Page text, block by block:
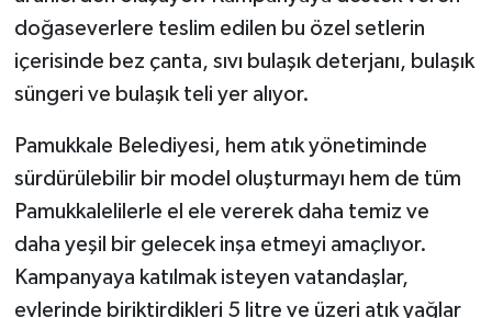
doğaseverlere teslim edilen bu özel setlerin
içerisinde bez çanta, sıvı bulaşık deterjanı, bulaşık
süngeri ve bulaşık teli yer alıyor.
Pamukkale Belediyesi, hem atık yönetiminde
sürdürülebilir bir model oluşturmayı hem de tüm
Pamukkalelilerle el ele vererek daha temiz ve
daha yeşil bir gelecek inşa etmeyi amaçlıyor.
Kampanyaya katılmak isteyen vatandaşlar,
evlerinde biriktirdikleri 5 litre ve üzeri atık yağlar